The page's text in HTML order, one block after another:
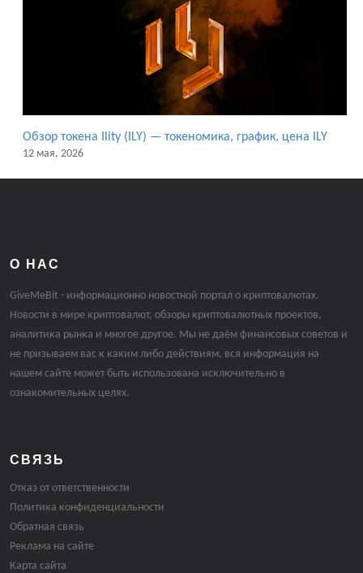
Обзор токена Ility (ILY) — токеномика, график, цена ILY
12 мая, 2026
О НАС
GiveMeBit - информационно новостной портал о криптовалютах.
Новости в мире криптовалют, обзоры криптовалютных проектов,
аналитика рынка и многое другое. Мы не даём финансовых советов и
не призываем вас к каким либо действиям, вся информация на
нашем сайте может быть использована исключительно в
ознакомительных целях.
СВЯЗЬ
Отказ от ответственности
Политика конфиденциальности
Обратная связь
Реклама на сайте
Карта сайта